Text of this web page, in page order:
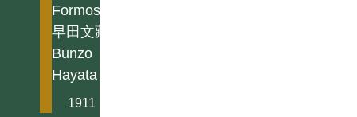
Formosa
早田文藏
Bunzo
Hayata
1911